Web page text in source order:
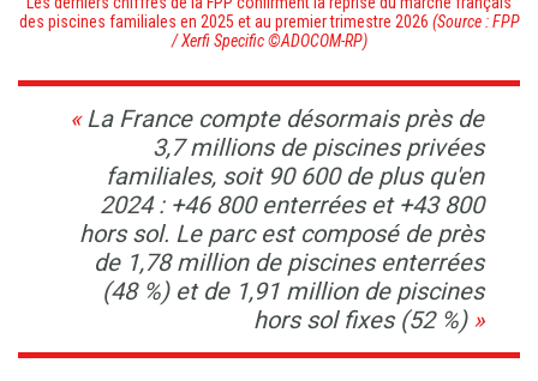
des piscines familiales en 2025 et au premier trimestre 2026 (Source : FPP
/ Xerfi Specific ©ADOCOM-RP)
La France compte désormais près de
3,7 millions de piscines privées
familiales, soit 90 600 de plus qu'en
2024 : +46 800 enterrées et +43 800
hors sol. Le parc est composé de près
de 1,78 million de piscines enterrées
(48 %) et de 1,91 million de piscines
hors sol fixes (52 %)